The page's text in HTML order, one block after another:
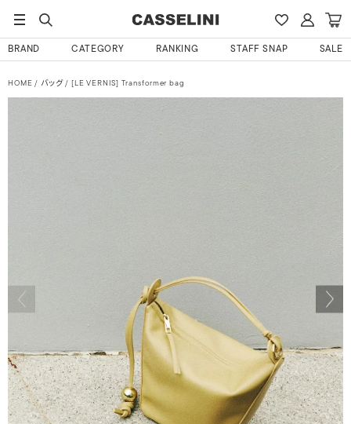
BRAND CATEGORY RANKING STAFF SNAP SALE
HOME バッグ [LE VERNIS] Transformer bag